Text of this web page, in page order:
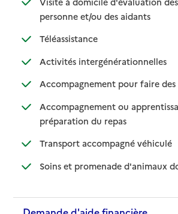
personne et/ou des aidants: disponible
: non
Téléassistance: disponible
: non disponible
Activités intergénérationnelles
:
: non
Accompagnement pour faire des
Accompagnement ou
préparation du repas: disponible
: non disponible
Transport accompagné véhiculé
:: non
Soins et promenade d'animaux